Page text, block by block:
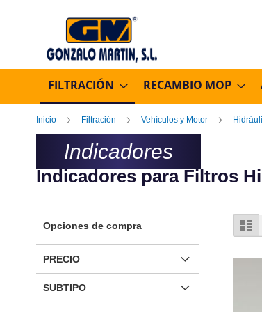
FILTRACIÓN RECAMBIO MOP
Inicio Filtración Vehículos y Motor
Indicadores
Indicadores para Filtros
Opciones de compra
PRECIO
SUBTIPO